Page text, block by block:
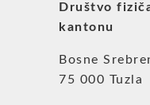
Društvo
kantonu
Bosne
75 000 Tuzla